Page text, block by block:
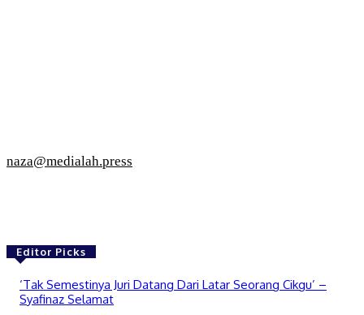
naza@medialah.press
Editor Picks
‘Tak Semestinya Juri Datang Dari Latar Seorang Cikgu’ –
Syafinaz Selamat